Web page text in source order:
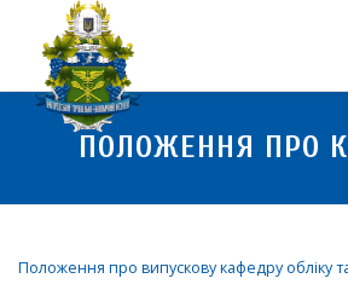
ПРО НАС НАУКОВА ДІЯЛЬНІСТЬ
ПОЛОЖЕННЯ ПРО
Положення про випускову кафедру обліку